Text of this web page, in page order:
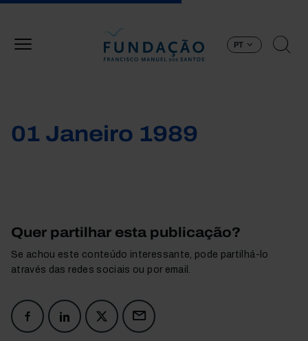
PT
01 Janeiro 1989
Quer partilhar esta publicação?
Se achou este conteúdo interessante, pode partilhá-lo
através das redes sociais ou por email.